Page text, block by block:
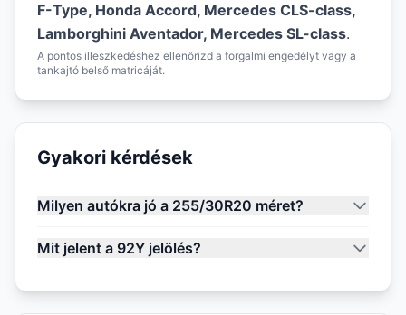
F-Type, Honda Accord, Mercedes CLS-class,
Lamborghini Aventador, Mercedes SL-class.
A pontos illeszkedéshez ellenőrizd a forgalmi engedélyt vagy a
tankajtó belső matricáját.
Gyakori kérdések
Milyen autókra jó a 255/30R20 méret?
Mit jelent a 92Y jelölés?